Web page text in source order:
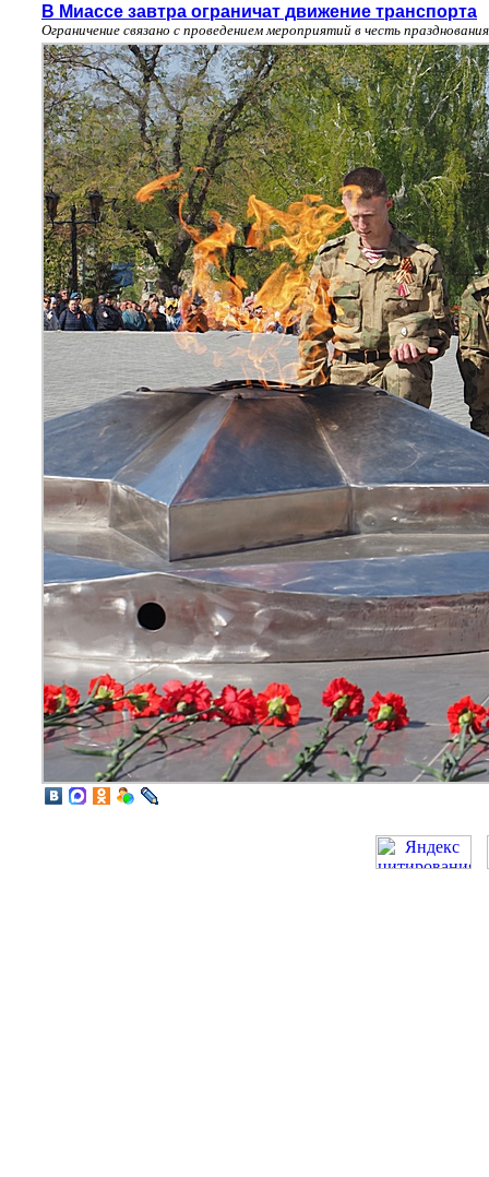
В Миассе завтра ограничат движение транспорта
Ограничение связано с проведением мероприятий в честь